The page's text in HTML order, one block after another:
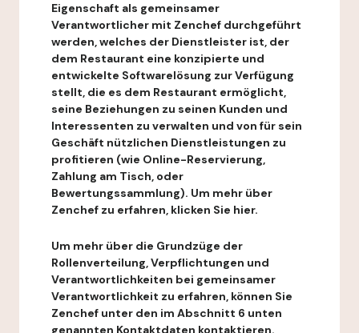
Eigenschaft als gemeinsamer
Verantwortlicher mit Zenchef durchgeführt
werden, welches der Dienstleister ist, der
dem Restaurant eine konzipierte und
entwickelte Softwarelösung zur Verfügung
stellt, die es dem Restaurant ermöglicht,
seine Beziehungen zu seinen Kunden und
Interessenten zu verwalten und von für sein
Geschäft nützlichen Dienstleistungen zu
profitieren (wie Online-Reservierung,
Zahlung am Tisch, oder
Bewertungssammlung). Um mehr über
Zenchef zu erfahren, klicken Sie hier.
Um mehr über die Grundzüge der
Rollenverteilung, Verpflichtungen und
Verantwortlichkeiten bei gemeinsamer
Verantwortlichkeit zu erfahren, können Sie
Zenchef unter den im Abschnitt 6 unten
genannten Kontaktdaten kontaktieren.